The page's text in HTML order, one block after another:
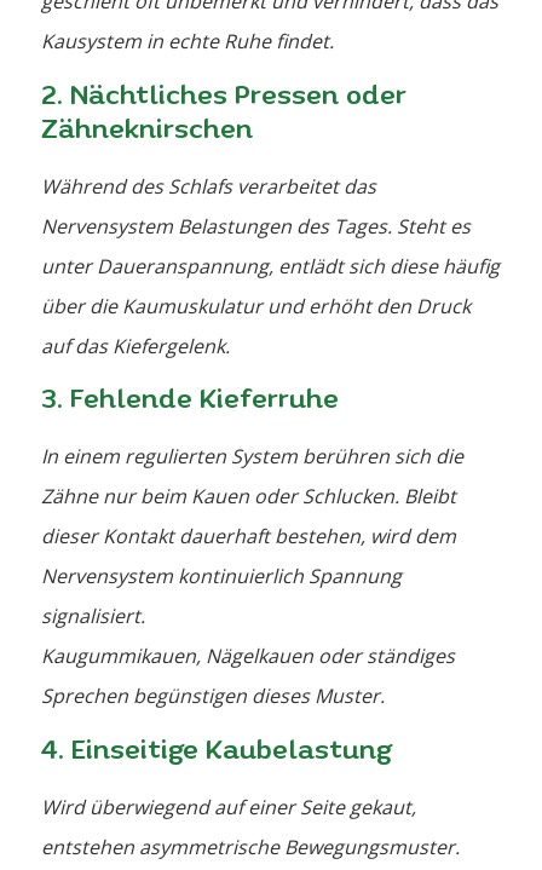
Kausystem in echte Ruhe findet.
2. Nächtliches Pressen oder
Zähneknirschen
Während des Schlafs verarbeitet das
Nervensystem Belastungen des Tages. Steht es
unter Daueranspannung, entlädt sich diese häufig
über die Kaumuskulatur und erhöht den Druck
auf das Kiefergelenk.
3. Fehlende Kieferruhe
In einem regulierten System berühren sich die
Zähne nur beim Kauen oder Schlucken. Bleibt
dieser Kontakt dauerhaft bestehen, wird dem
Nervensystem kontinuierlich Spannung
signalisiert.
Kaugummikauen, Nägelkauen oder ständiges
Sprechen begünstigen dieses Muster.
4. Einseitige Kaubelastung
Wird überwiegend auf einer Seite gekaut,
entstehen asymmetrische Bewegungsmuster.